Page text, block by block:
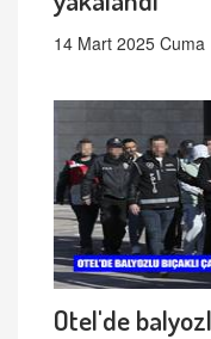
14 Mart 2025 Cuma
Otel'de